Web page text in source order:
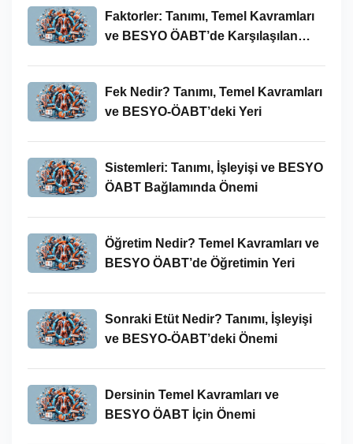
Faktorler: Tanımı, Temel Kavramları
ve BESYO ÖABT’de Karşılaşılan
Fek Nedir? Tanımı, Temel Kavramları
ve BESYO-ÖABT’deki Yeri
Sistemleri: Tanımı, İşleyişi ve BESYO
ÖABT Bağlamında Önemi
Öğretim Nedir? Temel Kavramları ve
BESYO ÖABT’de Öğretimin Yeri
Sonraki Etüt Nedir? Tanımı, İşleyişi
ve BESYO-ÖABT’deki Önemi
Dersinin Temel Kavramları ve
BESYO ÖABT İçin Önemi